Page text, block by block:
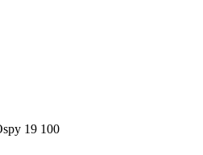
19 100